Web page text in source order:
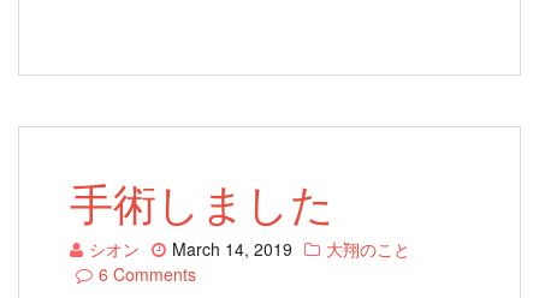
手術しました
シオン March 14, 2019
大翔のこと
6 Comments